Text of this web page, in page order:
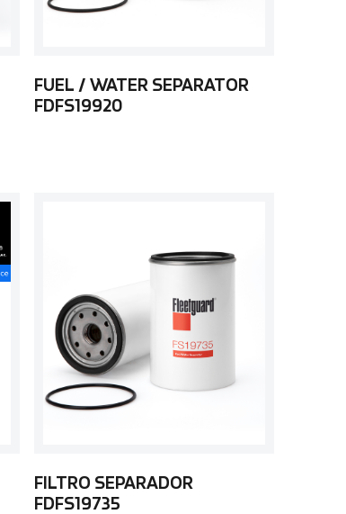
FUEL / WATER SEPARATOR
FDFS19920
FILTRO SEPARADOR
FDFS19735